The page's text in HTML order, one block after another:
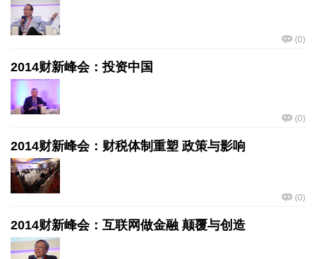
(0)
2014财新峰会：投资中国
(0)
2014财新峰会：财税体制重塑 政策与影响
(0)
2014财新峰会：互联网做金融 颠覆与创造